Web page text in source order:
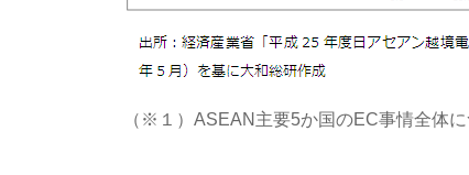
（※１）ASEAN主要5か国のEC事情全体